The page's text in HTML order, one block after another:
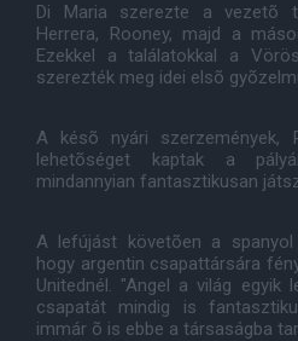
Di Maria szerezte a vezetõ
Herrera, Rooney, majd a
Ezekkel a találatokkal a
szerezték meg idei elsõ
A késõ nyári szerzemények,
lehetõséget kaptak a
mindannyian fantasztikusan
A lefújást követõen a spanyol
hogy argentin csapattársára
Unitednél. "Angel a világ egyik
csapatát mindig is
immár õ is ebbe a társaságba